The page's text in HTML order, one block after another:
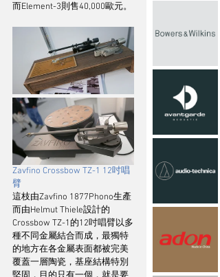
而Element-3則售40,000歐元。
Zavfino Crossbow TZ-1 12吋唱
臂
這枝由Zavfino 1877Phono生產
而由Helmut Thiele設計的
Crossbow TZ-1的12吋唱臂以多
種不同金屬結合而成，最獨特
的地方在各金屬表面都被完美
覆蓋一層陶瓷，基座結構特別